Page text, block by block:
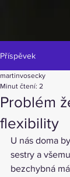
Příspěvek
Problém
flexibility
martinvosecky
Minut čtení: 2
U nás doma
sestry a
bezchybná